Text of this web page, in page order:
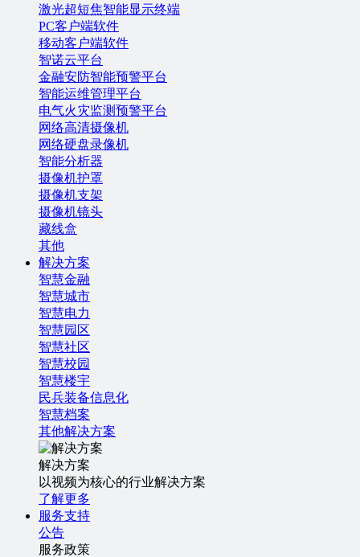
激光超短焦智能显示终端
PC客户端软件
移动客户端软件
智诺云平台
金融安防智能预警平台
智能运维管理平台
电气火灾监测预警平台
网络高清摄像机
网络硬盘录像机
智能分析器
摄像机护罩
摄像机支架
摄像机镜头
藏线盒
其他
解决方案
智慧金融
智慧城市
智慧电力
智慧园区
智慧社区
智慧校园
智慧楼宇
民兵装备信息化
智慧档案
其他解决方案
解决方案
以视频为核心的行业解决方案
了解更多
服务支持
公告
服务政策